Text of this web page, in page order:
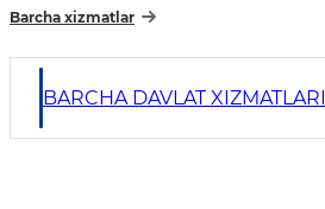
Barcha xizmatlar
BARCHA DAVLAT XIZMATLARI